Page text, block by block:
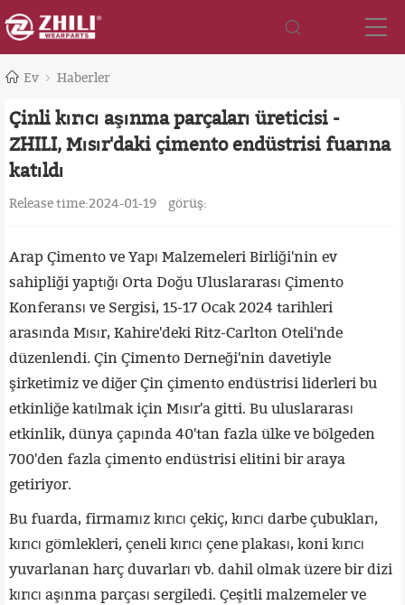
Ev Haberler
Çinli kırıcı aşınma parçaları üreticisi -
ZHILI, Mısır'daki çimento endüstrisi fuarına
katıldı
Release time:2024-01-19 görüş:
Arap Çimento ve Yapı Malzemeleri Birliği'nin ev
sahipliği yaptığı Orta Doğu Uluslararası Çimento
Konferansı ve Sergisi, 15-17 Ocak 2024 tarihleri
arasında Mısır, Kahire'deki Ritz-Carlton Oteli'nde
düzenlendi. Çin Çimento Derneği'nin davetiyle
şirketimiz ve diğer Çin çimento endüstrisi liderleri bu
etkinliğe katılmak için Mısır'a gitti. Bu uluslararası
etkinlik, dünya çapında 40'tan fazla ülke ve bölgeden
700'den fazla çimento endüstrisi elitini bir araya
getiriyor.
Bu fuarda, firmamız kırıcı çekiç, kırıcı darbe çubukları,
kırıcı gömlekleri, çeneli kırıcı çene plakası, koni kırıcı
yuvarlanan harç duvarları vb. dahil olmak üzere bir dizi
kırıcı aşınma parçası sergiledi. Çeşitli malzemeler ve